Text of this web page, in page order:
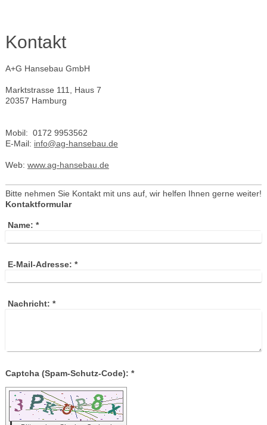
Kontakt
A+G Hansebau GmbH
Marktstrasse 111, Haus 7
20357 Hamburg
Mobil: 0172 9953562
E-Mail: info@ag-hansebau.de
Web: www.ag-hansebau.de
Bitte nehmen Sie Kontakt mit uns auf, wir helfen Ihnen gerne weiter!
Kontaktformular
Name: *
E-Mail-Adresse: *
Nachricht: *
Captcha (Spam-Schutz-Code): *